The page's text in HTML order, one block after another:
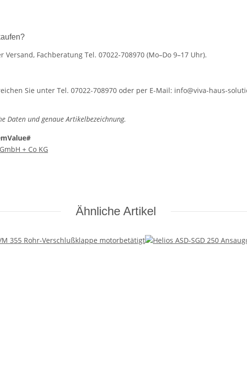
Fachberatung Tel. 07022-708970 (Mo–Do 9–17 Uhr).
Sie unter Tel. 07022-708970 oder per E-Mail: info@viva-haus-
Daten und genaue Artikelbezeichnung.
+ Co KG
Ähnliche Artikel